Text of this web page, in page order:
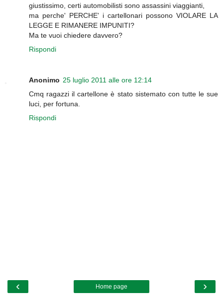
giustissimo, certi automobilisti sono assassini viaggianti,
ma perche' PERCHE' i cartellonari possono VIOLARE LA
LEGGE E RIMANERE IMPUNITI?
Ma te vuoi chiedere davvero?
Rispondi
Anonimo 25 luglio 2011 alle ore 12:14
Cmq ragazzi il cartellone è stato sistemato con tutte le sue
luci, per fortuna.
Rispondi
‹ ›
Home page